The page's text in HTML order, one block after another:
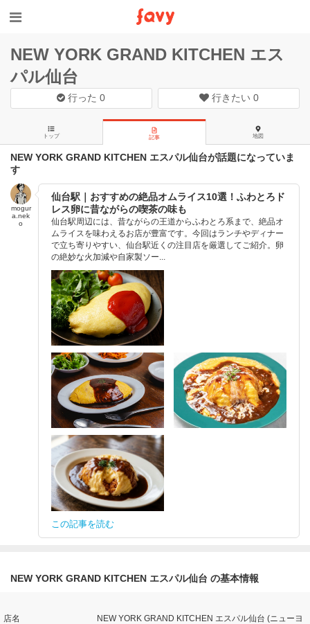
NEW YORK GRAND KITCHEN エス
パル仙台
行った0 行きたい 0
トップ 記事 地図
NEW YORK GRAND KITCHEN エスパル仙台が話題になっていま
す
mogur
a.nek
o
仙台駅｜おすすめの絶品オムライス10選！ふわとろド
レス卵に昔ながらの喫茶の味も
仙台駅周辺には、昔ながらの王道からふわとろ系まで、絶品オ
ムライスを味わえるお店が豊富です。今回はランチやディナー
で立ち寄りやすい、仙台駅近くの注目店を厳選してご紹介。卵
の絶妙な火加減や自家製ソー...
この記事を読む
NEW YORK GRAND KITCHEN エスパル仙台 の基本情報
店名
NEW YORK GRAND KITCHEN エスパル仙台 (ニューヨ